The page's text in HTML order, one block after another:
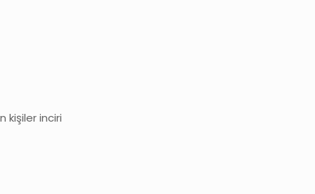
kişiler inciri